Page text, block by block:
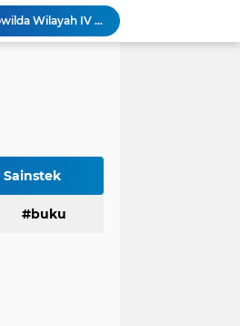
Sabet 17 Medali Emas, Kota Bandung Juara Umum Popwilda Wilayah IV Jabar 2026
Sinergi Kemenag RI–UIN Bandung Perkuat Moderasi Beragama di Kalangan Mahasiswa
Sainstek
buku